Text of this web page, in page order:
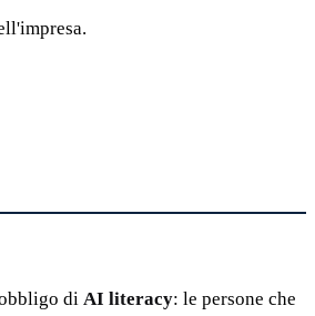
di AI literacy: le persone che